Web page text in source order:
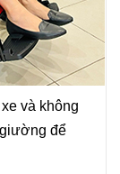
và không
để